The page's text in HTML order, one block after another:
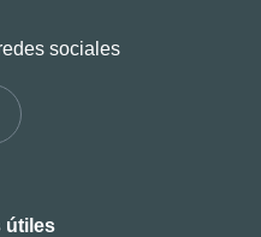
sociales
útiles